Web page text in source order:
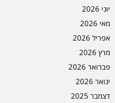
יוני 2026
מאי 2026
אפריל 2026
מרץ 2026
פברואר 2026
ינואר 2026
דצמבר 2025